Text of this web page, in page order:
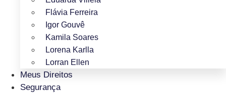
Flávia Ferreira
Igor Gouvê
Kamila Soares
Lorena Karlla
Lorran Ellen
Meus Direitos
Segurança